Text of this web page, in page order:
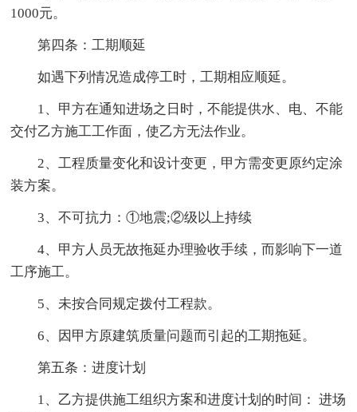
1000元。
第四条：工期顺延
如遇下列情况造成停工时，工期相应顺延。
1、甲方在通知进场之日时，不能提供水、电、不能
交付乙方施工工作面，使乙方无法作业。
2、工程质量变化和设计变更，甲方需变更原约定涂
装方案。
3、不可抗力：①地震;②级以上持续
4、甲方人员无故拖延办理验收手续，而影响下一道
工序施工。
5、未按合同规定拨付工程款。
6、因甲方原建筑质量问题而引起的工期拖延。
第五条：进度计划
1、乙方提供施工组织方案和进度计划的时间： 进场